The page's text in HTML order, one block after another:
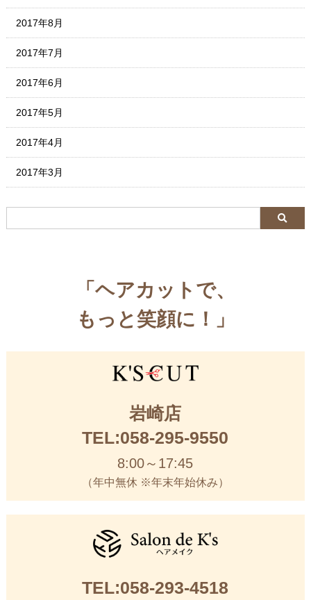
2017年8月
2017年7月
2017年6月
2017年5月
2017年4月
2017年3月
「ヘアカットで、
もっと笑顔に！」
岩崎店
TEL:058-295-9550
8:00～17:45
（年中無休 ※年末年始休み）
TEL:058-293-4518